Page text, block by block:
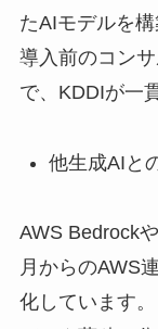
たAIモデルを
導入前のコン
で、KDDIが一
他生成AIと
AWS Bedrock
月からのAWS
化しています。